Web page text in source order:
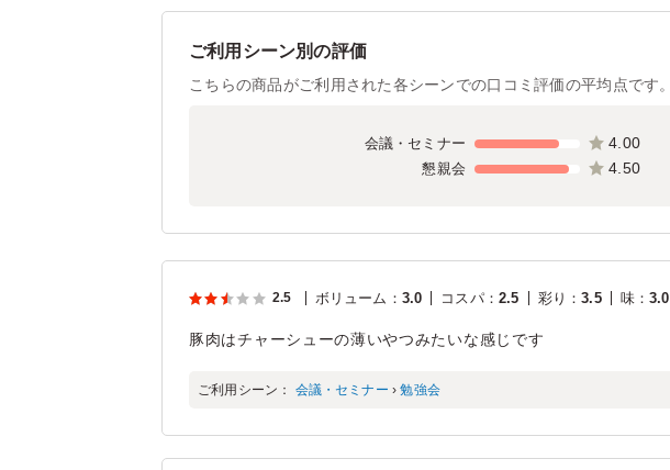
ご利用シーン別の評価
こちらの商品がご利用された各シーンでの口コミ評価の平均点です。
会議・セミナー 4.00
懇親会 4.50
2.5 ボリューム ： 3.0 コスパ： 2.5 彩り ：3.5 味：3.0
豚肉はチャーシューの薄いやつみたいな感じです
ご利用シーン： 会議・セミナー ›勉強会